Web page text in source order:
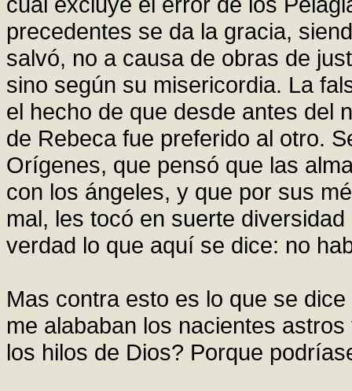
precedentes se da la gracia,
salvó, no a causa de obras de
sino según su misericordia. La
el hecho de que desde antes del
de Rebeca fue preferido al otro.
Orígenes, que pensó que las
con los ángeles, y que por sus
mal, les tocó en suerte
verdad lo que aquí se dice: no
Mas contra esto es lo que se
me alababan los nacientes
los hilos de Dios? Porque